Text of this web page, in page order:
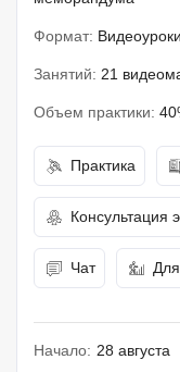
Формат:
Занятий: 21
Объем практики:
Практика
Консультация
Чат
Начало: 28 августа